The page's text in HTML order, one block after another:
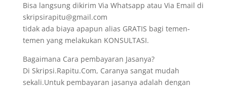
Bisa langsung dikirim Via Whatsapp atau Via Email di
skripsirapitu@gmail.com
tidak ada biaya apapun alias GRATIS bagi temen-
temen yang melakukan KONSULTASI.
Bagaimana Cara pembayaran Jasanya?
Di Skripsi.Rapitu.Com, Caranya sangat mudah
sekali.Untuk pembayaran jasanya adalah dengan